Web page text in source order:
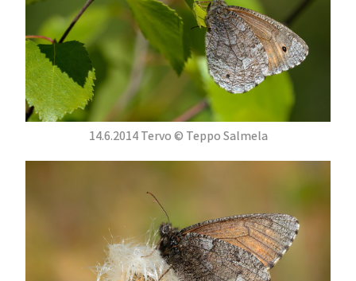
14.6.2014 Tervo © Teppo Salmela